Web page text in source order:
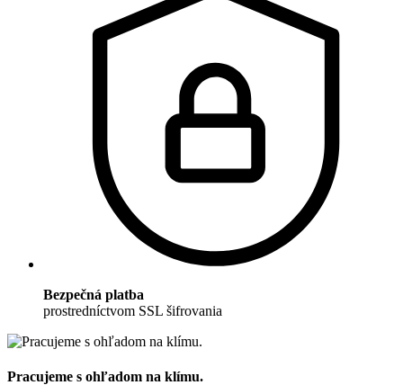
Bezpečná platba
prostredníctvom SSL šifrovania
Pracujeme s ohľadom na klímu.